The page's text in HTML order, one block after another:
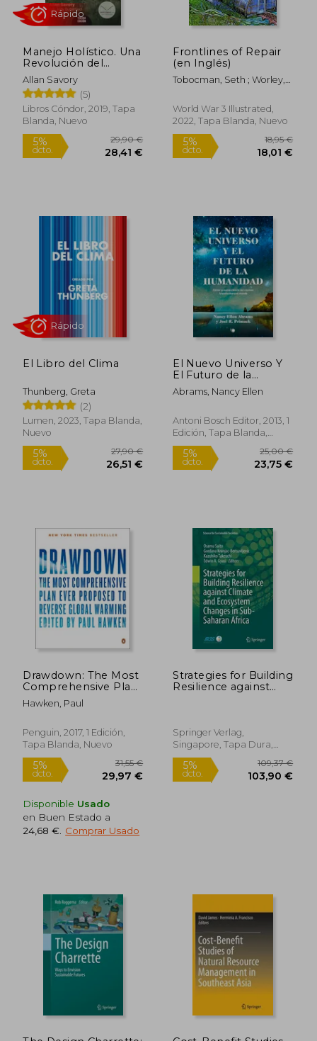
5%
dcto. 32,40 €
5%
dcto.
dcto. 19,48 €
Rápido
5%
dcto.
Manejo Holístico. Una
Revolución del
Sentido Común Para
Regenerar Nuestro
Ambiente - Allan
Savory; Jody
Butterfield - Libro
Allan Savory
(5)
Libros Cóndor, 2019, Tapa
Blanda, Nuevo
dcto. 28,41 €
Rápido
Frontlines of Repair
(en Inglés)
Tobocman, Seth ; Worley,
Hewitt
World War 3 Illustrated,
2022, Tapa Blanda, Nuevo
dcto.
El Libro del Clima
Thunberg, Greta
(2)
Lumen, 2023, Tapa Blanda,
Nuevo
El Nuevo Universo Y
El Futuro de la
Humanidad: Cómo La
Nueva Ciencia del
El Mundo
Abrams, Nancy Ellen
Antoni Bosch Editor, 2013, 1
Edición, Tapa Blanda,
Nuevo
Drawdown: The Most
Comprehensive Plan
Ever Proposed to
Reverse Global
Hawken, Paul
Penguin, 2017, 1 Edición,
Tapa Blanda, Nuevo
Disponible Usado
en Buen Estado a
24,68 € Comprar Usado
Strategies for Building
Resilience against
(Science for
Sustainable Societies)
Springer Verlag,
Singapore, Tapa Dura,
Nuevo